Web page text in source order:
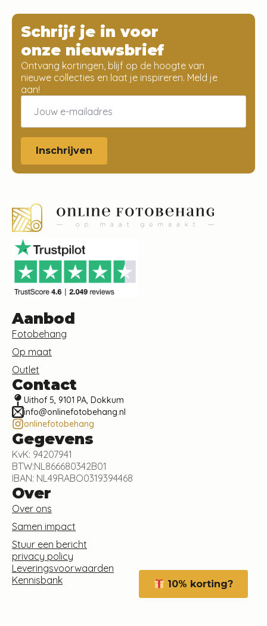
10% korting?
Schrijf je in voor
onze nieuwsbrief
Ontvang kortingen, blijf op de hoogte van
nieuwe collecties en laat je inspireren. Meld je
aan!
Email
Inschrijven
Aanbod
Fotobehang
Op maat
Outlet
Contact
Uithof 5, 9101 PA, Dokkum
info@onlinefotobehang.nl
onlinefotobehang
Gegevens
KvK: 94207941
BTW:NL866680342B01
IBAN: NL49RABO0319394468
Over
Over ons
Samen impact
Stuur een bericht
privacy policy
Leveringsvoorwaarden
Kennisbank